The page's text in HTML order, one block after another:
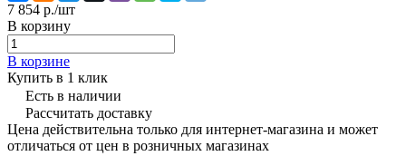
7 854 р./шт
В корзину
В корзине
Купить в 1 клик
Есть в наличии
Рассчитать доставку
Цена действительна только для интернет-магазина и может
отличаться от цен в розничных магазинах